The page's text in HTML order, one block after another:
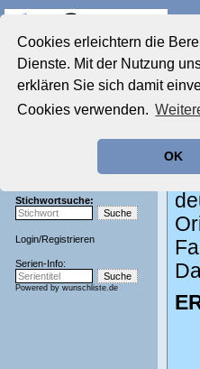
Cookies erleichtern die
Dienste. Mit der Nutzung
erklären Sie sich damit
Cookies verwenden.
OK
Startseite
Aktuelles Forum
Film-Forum
Zeichentrick-Forum
Stichwortsuche:
Login/Registrieren
Serien-Info:
Powered by wunschliste.de